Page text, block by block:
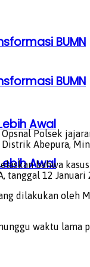
BUMN
Awal
BUMN
Awal
Polsek
Distrik Abepura,
bahwa
tanggal 12 Januari
dilakukan oleh
waktu lama